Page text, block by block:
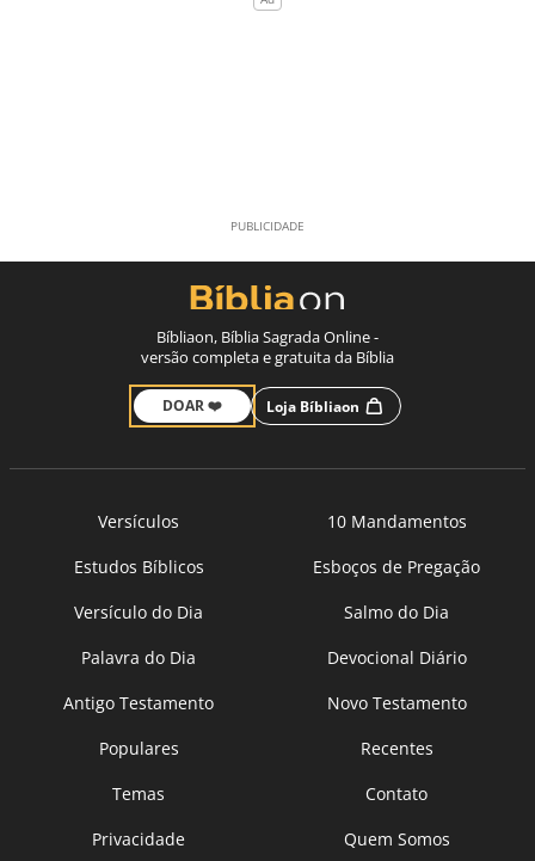
Bíbliaon, Bíblia Sagrada Online -
versão completa e gratuita da Bíblia
DOAR ❤️ Loja Bíbliaon
Versículos
10 Mandamentos
Estudos Bíblicos
Esboços de Pregação
Versículo do Dia
Salmo do Dia
Palavra do Dia
Devocional Diário
Antigo Testamento
Novo Testamento
Populares
Recentes
Temas
Contato
Privacidade
Quem Somos